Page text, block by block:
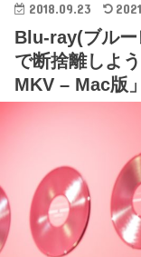
2018.09.23
Blu-ray(ブルー
で断捨離しよ
MKV – Mac版